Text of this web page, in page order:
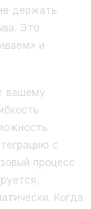
держать
Это
и
вашему
с
процесс
Когда